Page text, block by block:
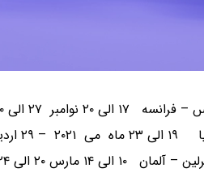
الی ۳۰ آبان ۱۳۹۹
۱۴۰۰
۲۰ الی ۲۴ اسفند ۱۳۹۹